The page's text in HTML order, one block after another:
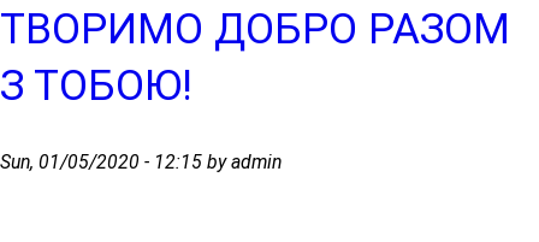
ТВОРИМО ДОБРО РАЗОМ
З ТОБОЮ!
Sun, 01/05/2020 - 12:15 by admin